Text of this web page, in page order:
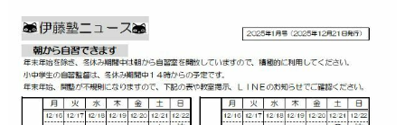
お問い合わせ
校舎
校舎紹介